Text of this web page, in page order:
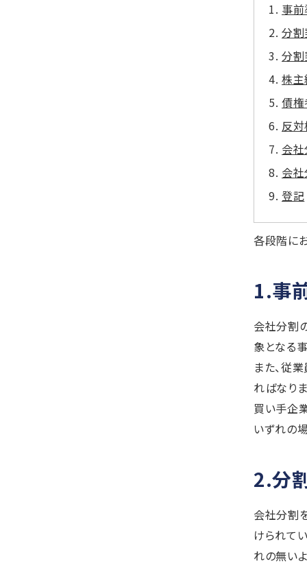
事前
分割
分割
株
債
反
会
会
登記
各段階に
1.事
会社分割
象となる
また、従
ればなり
買い手企
いずれの
2.分
会社分割
けられて
れの無い